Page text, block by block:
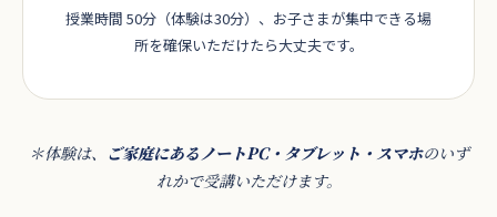
授業時間 50分（体験は30分）、お子さまが集中できる場
所を確保いただけたら大丈夫です。
＊体験は、 ご家庭にあるノートPC・タブレット・スマホのいず
れかで受講いただけます。